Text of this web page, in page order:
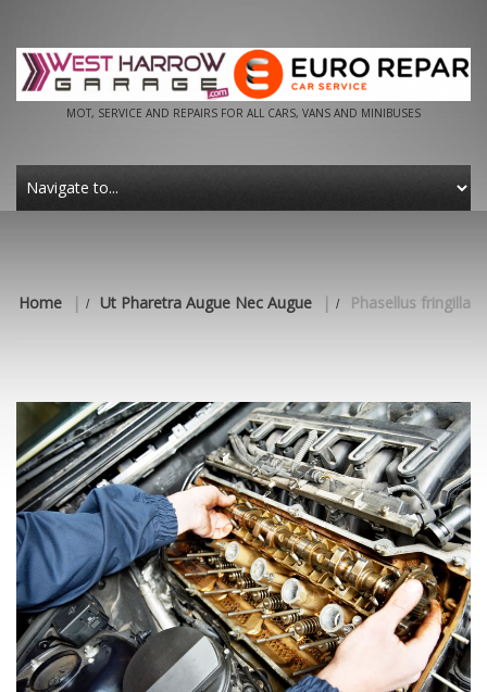
MOT, SERVICE AND REPAIRS FOR ALL CARS, VANS AND MINIBUSES
Home | Ut Pharetra Augue Nec Augue | Phasellus fringilla